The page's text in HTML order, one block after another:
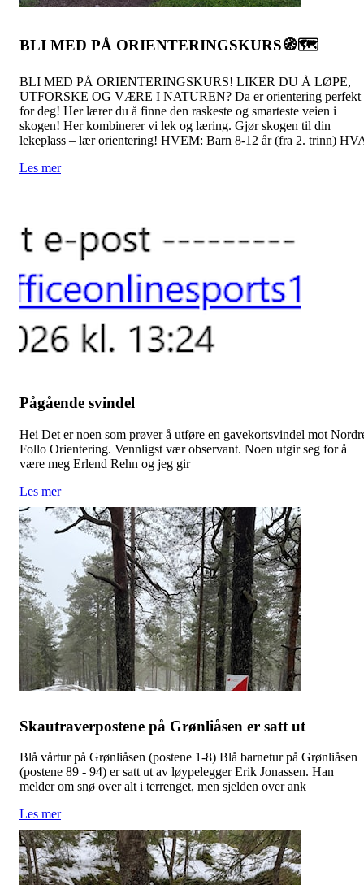
BLI MED PÅ ORIENTERINGSKURS🧭🗺️
BLI MED PÅ ORIENTERINGSKURS! LIKER DU Å LØPE,
UTFORSKE OG VÆRE I NATUREN? Da er orientering perfekt
for deg! Her lærer du å finne den raskeste og smarteste veien i
skogen! Her kombinerer vi lek og læring. Gjør skogen til din
lekeplass – lær orientering! HVEM: Barn 8-12 år (fra 2. trinn)
Les mer
Pågående svindel
Hei Det er noen som prøver å utføre en gavekortsvindel mot
Follo Orientering. Vennligst vær observant. Noen utgir seg for å
være meg Erlend Rehn og jeg gir
Les mer
Skautraverpostene på Grønliåsen er satt ut
Blå vårtur på Grønliåsen (postene 1-8) Blå barnetur på Grønliåsen
(postene 89 - 94) er satt ut av løypelegger Erik Jonassen. Han
melder om snø over alt i terrenget, men sjelden over ank
Les mer